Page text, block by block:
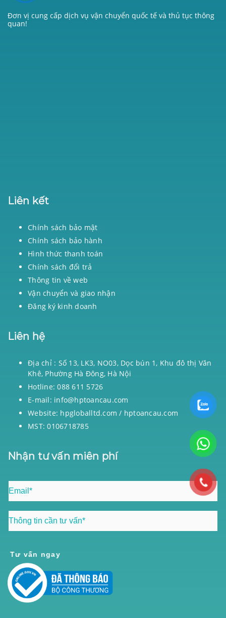
Đơn vị cung cấp dịch vụ vận chuyển quốc tế và thủ tục thông
quan!
Liên kết
Chính sách bảo mật
Chính sách bảo hành
Hình thức thanh toán
Chính sách đổi trả
Thông tin về web
Vận chuyển và giao nhận
Đăng ký kinh doanh
Liên hệ
Địa chỉ : Số 13, LK3, NO03, Dọc bún 1, Khu đô thị Văn
Khê, Phường Hà Đông, Hà Nội
Hotline: 088 611 5726
E-mail: info@hptoancau.com
Website: hpgloballtd.com / hptoancau.com
MST: 0106718785
Nhận tư vấn miên phí
Tư vấn ngay